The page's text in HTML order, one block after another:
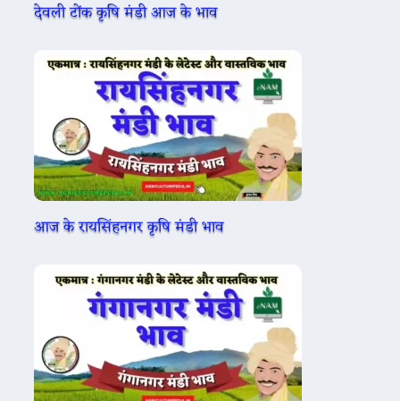
देवली टोंक कृषि मंडी आज के भाव
आज के रायसिंहनगर कृषि मंडी भाव